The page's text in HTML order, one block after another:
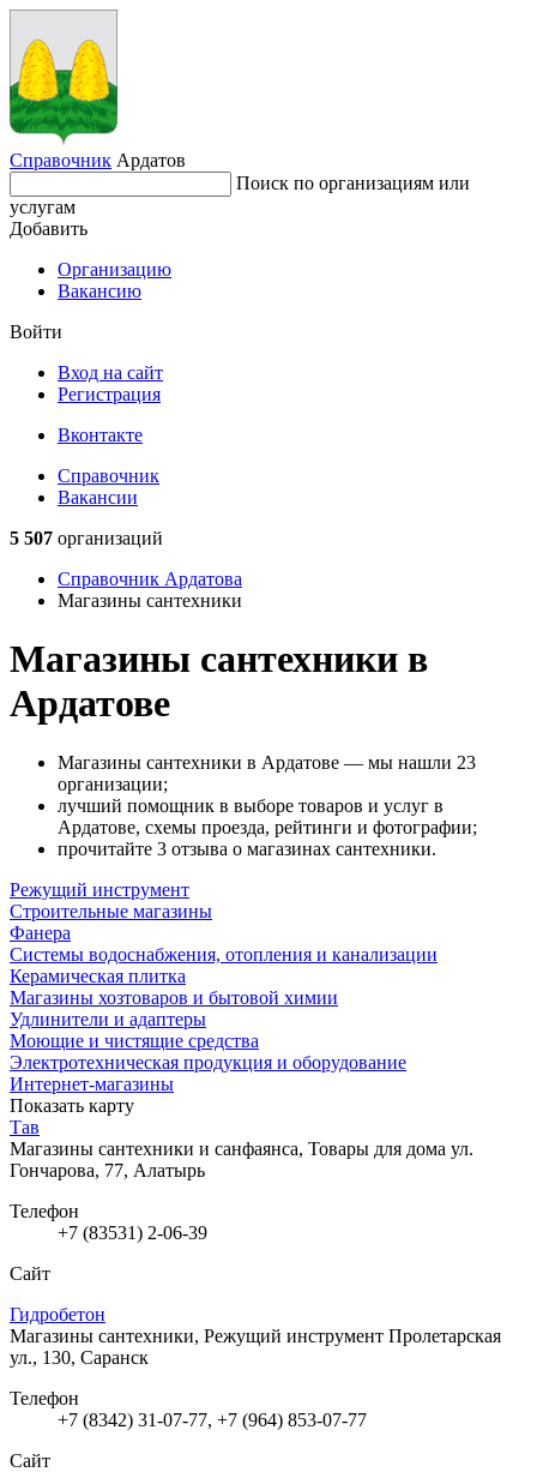
Справочник Ардатов
Поиск по организациям или
услугам
Добавить
Организацию
Вакансию
Войти
Вход на сайт
Регистрация
Вконтакте
Справочник
Вакансии
5 507 организаций
Справочник Ардатова
Магазины сантехники
Магазины сантехники в
Ардатове
Магазины сантехники в Ардатове — мы нашли 23
организации;
лучший помощник в выборе товаров и услуг в
Ардатове, схемы проезда, рейтинги и фотографии;
прочитайте 3 отзыва о магазинах сантехники.
Режущий инструмент
Строительные магазины
Фанера
Системы водоснабжения, отопления и канализации
Керамическая плитка
Магазины хозтоваров и бытовой химии
Удлинители и адаптеры
Моющие и чистящие средства
Электротехническая продукция и оборудование
Интернет-магазины
Показать карту
Тав
Магазины сантехники и санфаянса, Товары для дома ул.
Гончарова, 77, Алатырь
Телефон
+7 (83531) 2-06-39
Сайт
Гидробетон
Магазины сантехники, Режущий инструмент Пролетарская
ул., 130, Саранск
Телефон
+7 (8342) 31-07-77, +7 (964) 853-07-77
Сайт